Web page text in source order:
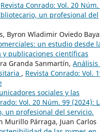
Revista Conrado: Vol. 20 Núm.
un profesional del
Byron Wladimir Oviedo
un estudio desde
y publicaciones científicas
Granda Sanmartín, Análisis
, Revista Conrado: Vol.
sociales y las
Vol. 20 Núm. 99 (2024):
un profesional del servicio.
Murillo Párraga, Juan Carlos